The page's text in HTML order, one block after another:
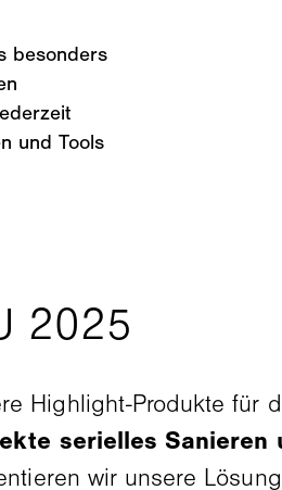
besonders
und Tools
Highlight-Produkte für
serielles
wir unsere